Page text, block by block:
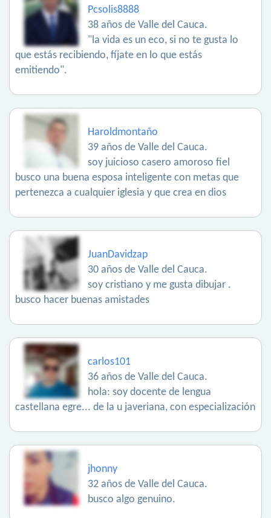
Pcsolis8888
38 años de Valle del Cauca.
"la vida es un eco, si no te gusta lo
que estás recibiendo, fíjate en lo que estás
emitiendo".
Haroldmontaño
39 años de Valle del Cauca.
soy juicioso casero amoroso fiel
busco una buena esposa inteligente con metas que
pertenezca a cualquier iglesia y que crea en dios
JuanDavidzap
30 años de Valle del Cauca.
soy cristiano y me gusta dibujar .
busco hacer buenas amistades
carlos101
36 años de Valle del Cauca.
hola: soy docente de lengua
castellana egre... de la u javeriana, con especialización
jhonny
32 años de Valle del Cauca.
busco algo genuino.